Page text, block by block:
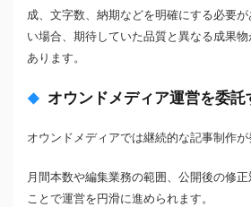
成、文字数、納期などを明確にする必要
い場合、期待していた品質と異なる成果
あります。
オウンドメディア運営を委託
オウンドメディアでは継続的な記事制作が
月間本数や編集業務の範囲、公開後の修正
ことで運営を円滑に進められます。